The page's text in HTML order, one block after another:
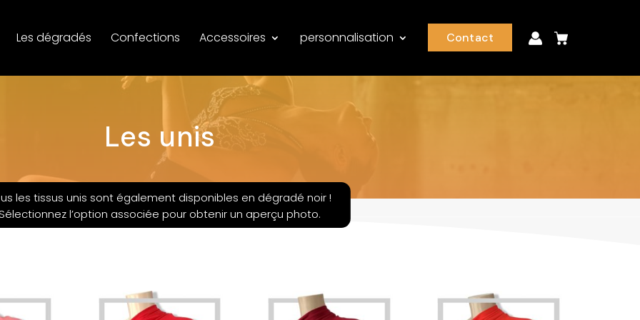
Les dégradés Confections Accessoires personnalisation Contact
Les unis
les tissus unis sont également disponibles en dégradé noir !
l’option associée pour obtenir un aperçu photo.